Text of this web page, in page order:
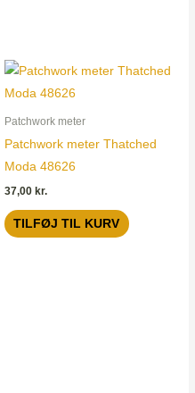
Patchwork meter
Patchwork meter Thatched
Moda 48626
37,00 kr.
TILFØJ TIL KURV